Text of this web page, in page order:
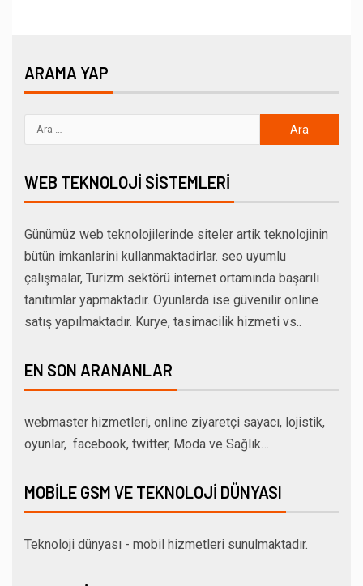
ARAMA YAP
WEB TEKNOLOJI SISTEMLERI
Günümüz web teknolojilerinde siteler artik teknolojinin
bütün imkanlarini kullanmaktadirlar. seo uyumlu
çalışmalar, Turizm sektörü internet ortamında başarılı
tanıtımlar yapmaktadır. Oyunlarda ise güvenilir online
satış yapılmaktadır. Kurye, tasimacilik hizmeti vs..
EN SON ARANANLAR
webmaster hizmetleri, online ziyaretçi sayacı, lojistik,
oyunlar, facebook, twitter, Moda ve Sağlık…
MOBILE GSM VE TEKNOLOJI DÜNYASI
Teknoloji dünyası - mobil hizmetleri sunulmaktadır.